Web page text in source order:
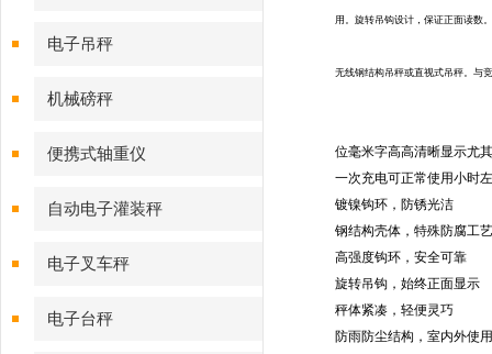
电子吊秤
机械磅秤
便携式轴重仪
自动电子灌装秤
电子叉车秤
电子台秤
用。旋转吊钩设计，保证正面读数
无线钢结构吊秤或直视式吊秤。与
位毫米字高高清晰显示尤
一次充电可正常使用小时
镀镍钩环，防锈光洁
钢结构壳体，特殊防腐工艺
高强度钩环，安全可靠
旋转吊钩，始终正面显示
秤体紧凑，轻便灵巧
防雨防尘结构，室内外使用